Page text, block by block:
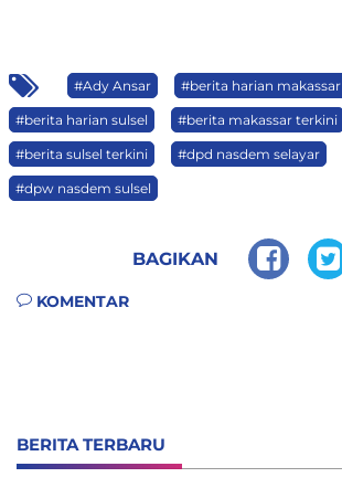
#Ady Ansar #berita harian makassar
#berita harian sulsel #berita makassar terkini
#berita sulsel terkini #dpd nasdem selayar
#dpw nasdem sulsel
BAGIKAN
KOMENTAR
BERITA TERBARU